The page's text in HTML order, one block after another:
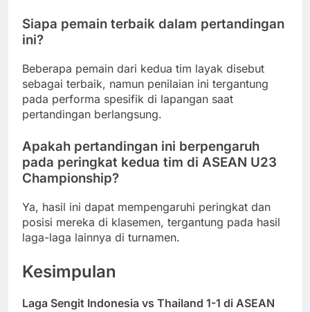
Siapa pemain terbaik dalam pertandingan
ini?
Beberapa pemain dari kedua tim layak disebut
sebagai terbaik, namun penilaian ini tergantung
pada performa spesifik di lapangan saat
pertandingan berlangsung.
Apakah pertandingan ini berpengaruh
pada peringkat kedua tim di ASEAN U23
Championship?
Ya, hasil ini dapat mempengaruhi peringkat dan
posisi mereka di klasemen, tergantung pada hasil
laga-laga lainnya di turnamen.
Kesimpulan
Laga Sengit Indonesia vs Thailand 1-1 di ASEAN